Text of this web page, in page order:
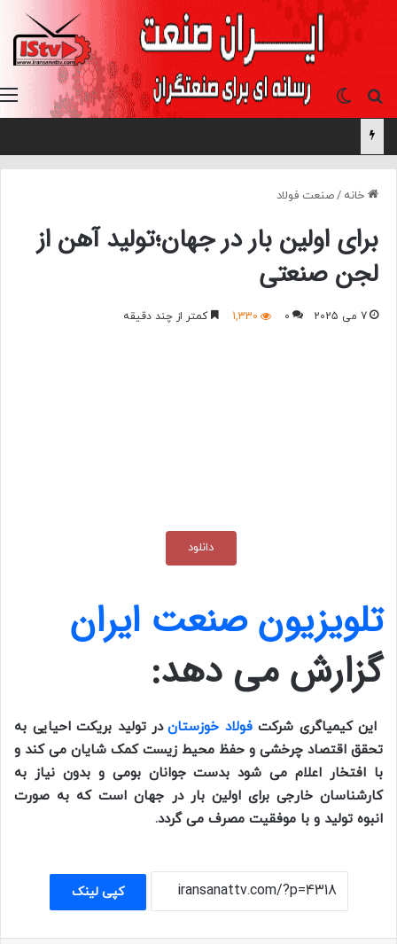
جستجو برایتغییر پوسته
خانه /صنعت فولاد
برای اولین بار در جهان؛تولید آهن از
لجن صنعتی
7 می 2025 0
1,330 کمتر از چند دقیقه
دانلود
تلویزیون صنعت ایران
گزارش می دهد:
این کیمیاگری شرکتفولاد خوزستاندر تولید بریکت احیایی به
تحقق اقتصاد چرخشی و حفظ محیط زیست کمک شایان می کند و
با افتخار اعلام می شود بدست جوانان بومی و بدون نیاز به
کارشناسان خارجی برای اولین بار در جهان است که به صورت
انبوه تولید و با موفقیت مصرف می گردد.
کپی لینک